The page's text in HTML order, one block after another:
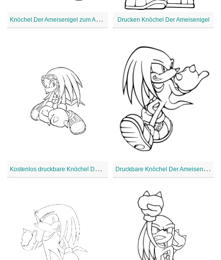
K
nöchel Der Ameisenigel zum Ausmalen Drucken Knöchel Der Ameisenigel
K
ostenlos druckbare Knöchel Der Ameisenigel D
ruckbare Knöchel Der Ameisenigel